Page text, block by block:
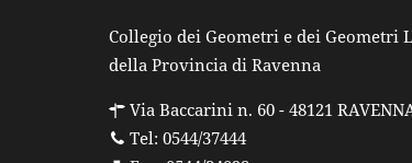
Collegio dei Geometri e dei Geometri
della Provincia di Ravenna
Via Baccarini n. 60 - 48121
Tel: 0544/37444